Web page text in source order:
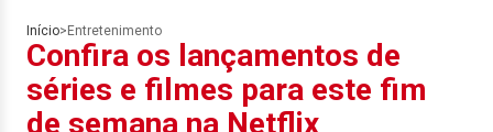
Início> Entretenimento
Confira os lançamentos de
séries e filmes para este fim
de semana na Netflix